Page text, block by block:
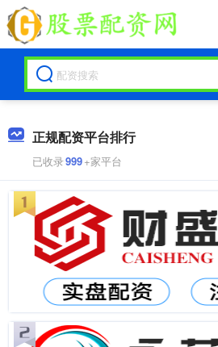
正规配资平台排行
已收录999+家平台